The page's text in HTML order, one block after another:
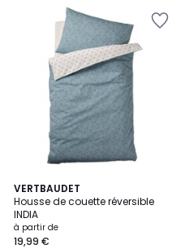
VERTBAUDET
Housse de couette réversible
INDIA
à partir de
19,99 €